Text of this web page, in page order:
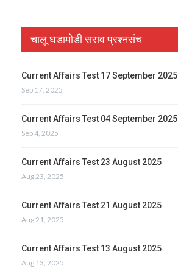
चालू घडामोडी सराव प्रश्नसंच
Current Affairs Test 17 September 2025
Sep 17, 2025
Current Affairs Test 04 September 2025
Sep 4, 2025
Current Affairs Test 23 August 2025
Aug 23, 2025
Current Affairs Test 21 August 2025
Aug 21, 2025
Current Affairs Test 13 August 2025
Aug 13, 2025